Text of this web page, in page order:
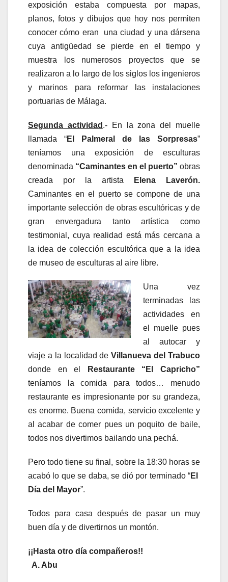
exposición estaba compuesta por mapas,
planos, fotos y dibujos que hoy nos permiten
conocer cómo eran una ciudad y una dársena
cuya antigüedad se pierde en el tiempo y
muestra los numerosos proyectos que se
realizaron a lo largo de los siglos los ingenieros
y marinos para reformar las instalaciones
portuarias de Málaga.
Segunda actividad .- En la zona del muelle
llamada “El Palmeral de las Sorpresas”
teníamos una exposición de esculturas
denominada “Caminantes en el puerto” obras
creada por la artista
Elena Laverón.
Caminantes en el puerto se compone de una
importante selección de obras escultóricas y de
gran envergadura tanto artística como
testimonial, cuya realidad está más cercana a
la idea de colección escultórica que a la idea
de museo de esculturas al aire libre.
Una vez
terminadas las
actividades en
el muelle pues
al autocar y
viaje a la localidad deVillanueva del Trabuco
donde en el
Restaurante “El Capricho”
teníamos la comida para todos… menudo
restaurante es impresionante por su grandeza,
es enorme. Buena comida, servicio excelente y
al acabar de comer pues un poquito de baile,
todos nos divertimos bailando una pechá.
Pero todo tiene su final, sobre la 18:30 horas se
acabó lo que se daba, se dió por terminado “El
Día del Mayor”.
Todos para casa después de pasar un muy
buen día y de divertirnos un montón.
¡¡Hasta otro día compañeros!!
A. Abu